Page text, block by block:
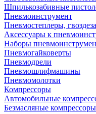
Шпилькозабивные
Пневмоинструмент
Пневмостеплеры,
Аксессуары к
Наборы
Пневмогайковерты
Пневмодрели
Пневмошлифмашины
Пневмомолотки
Компрессоры
Автомобильные
Безмасляные компрессоры